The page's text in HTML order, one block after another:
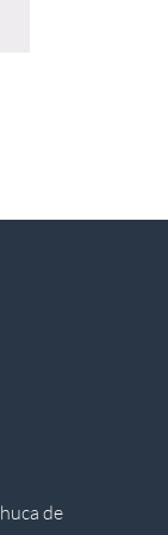
de